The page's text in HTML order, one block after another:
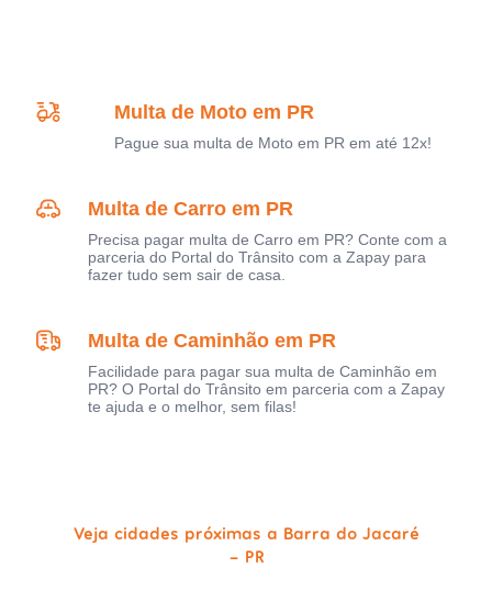
Multa de Moto em PR
Pague sua multa de Moto em PR em até 12x!
Multa de Carro em PR
Precisa pagar multa de Carro em PR? Conte com a
parceria do Portal do Trânsito com a Zapay para
fazer tudo sem sair de casa.
Multa de Caminhão em PR
Facilidade para pagar sua multa de Caminhão em
PR? O Portal do Trânsito em parceria com a Zapay
te ajuda e o melhor, sem filas!
Veja cidades próximas a Barra do Jacaré
- PR